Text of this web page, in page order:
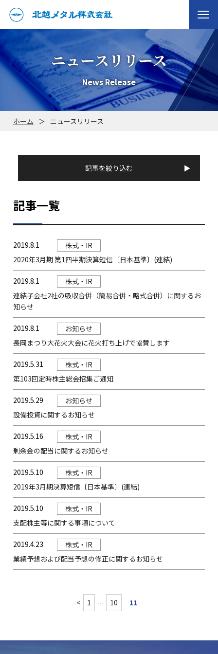
ニュースリリース
News Release
ホーム ＞ ニュースリリース
記事を絞り込む
記事一覧
2019.8.1
株式・IR
2020年3月期 第1四半期決算短信〔日本基準〕(連結)
2019.8.1
株式・IR
連結子会社2社の吸収合併（簡易合併・略式合併）に関するお
知らせ
2019.8.1
お知らせ
長岡まつり大花火大会に花火打ち上げで協賛します
2019.5.31
株式・IR
第103回定時株主総会招集ご通知
2019.5.29
お知らせ
設備投資に関するお知らせ
2019.5.16
株式・IR
剰余金の配当に関するお知らせ
2019.5.10
株式・IR
2019年3月期決算短信〔日本基準〕(連結)
2019.5.10
株式・IR
支配株主等に関する事項について
2019.4.23
株式・IR
業績予想および配当予想の修正に関するお知らせ
< 1 … 10 11